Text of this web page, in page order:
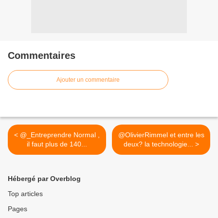
Commentaires
Ajouter un commentaire
< @_Entreprendre Normal ,
il faut plus de 140...
@OlivierRimmel et entre les
deux? la technologie... >
Hébergé par Overblog
Top articles
Pages